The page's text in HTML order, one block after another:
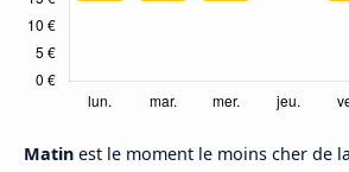
Matin est le moment le moins cher de